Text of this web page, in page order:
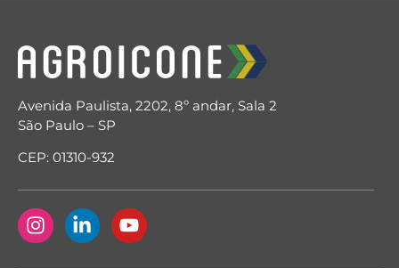
Avenida Paulista, 2202, 8º andar, Sala 2
São Paulo – SP
CEP: 01310-932